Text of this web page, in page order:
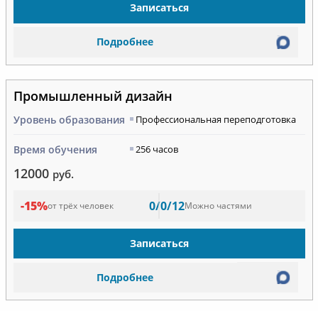
Записаться
Подробнее
Промышленный дизайн
Уровень образования Профессиональная переподготовка
Время обучения 256 часов
12000 руб.
-15%от трёх человек 0/0/12Можно частями
Записаться
Подробнее